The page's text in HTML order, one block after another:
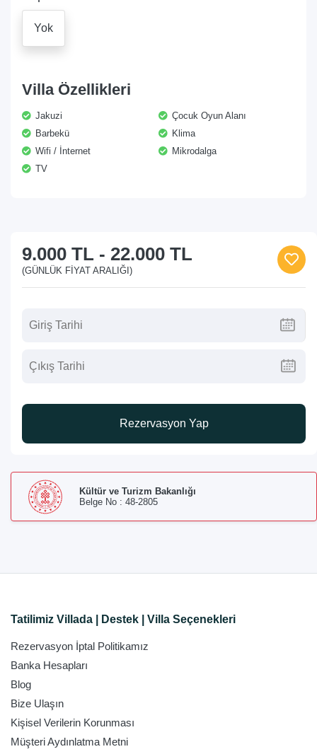
Yok
Villa Özellikleri
Jakuzi
Çocuk Oyun Alanı
Barbekü
Klima
Wifi / İnternet
Mikrodalga
TV
9.000 TL - 22.000 TL
(GÜNLÜK FIYAT ARALIĞI)
Rezervasyon Yap
Kültür ve Turizm Bakanlığı
Belge No : 48-2805
Tatilimiz Villada | Destek | Villa Seçenekleri
Rezervasyon İptal Politikamız
Banka Hesapları
Blog
Bize Ulaşın
Kişisel Verilerin Korunması
Müşteri Aydınlatma Metni